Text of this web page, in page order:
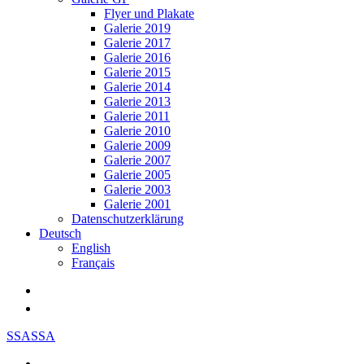
Flyer und Plakate
Galerie 2019
Galerie 2017
Galerie 2016
Galerie 2015
Galerie 2014
Galerie 2013
Galerie 2011
Galerie 2010
Galerie 2009
Galerie 2007
Galerie 2005
Galerie 2003
Galerie 2001
Datenschutzerklärung
Deutsch
English
Français
SSASSA